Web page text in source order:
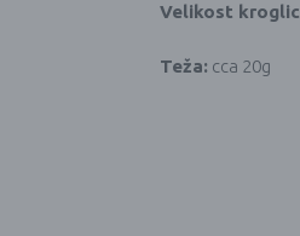
Velikost kroglic
Teža: cca 20g